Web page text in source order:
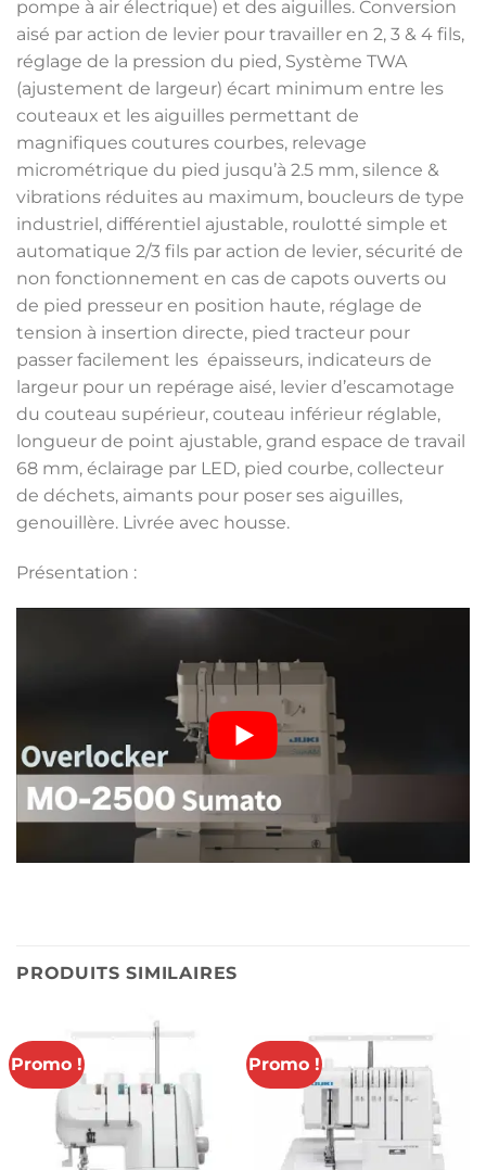
pompe à air électrique) et des aiguilles. Conversion
aisé par action de levier pour travailler en 2, 3 & 4 fils,
réglage de la pression du pied, Système TWA
(ajustement de largeur) écart minimum entre les
couteaux et les aiguilles permettant de
magnifiques coutures courbes, relevage
micrométrique du pied jusqu’à 2.5 mm, silence &
vibrations réduites au maximum, boucleurs de type
industriel, différentiel ajustable, roulotté simple et
automatique 2/3 fils par action de levier, sécurité de
non fonctionnement en cas de capots ouverts ou
de pied presseur en position haute, réglage de
tension à insertion directe, pied tracteur pour
passer facilement les épaisseurs, indicateurs de
largeur pour un repérage aisé, levier d’escamotage
du couteau supérieur, couteau inférieur réglable,
longueur de point ajustable, grand espace de travail
68 mm, éclairage par LED, pied courbe, collecteur
de déchets, aimants pour poser ses aiguilles,
genouillère. Livrée avec housse.
Présentation :
PRODUITS SIMILAIRES
Promo ! Promo !